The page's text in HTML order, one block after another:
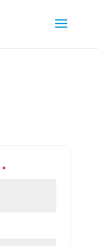
*Vereist